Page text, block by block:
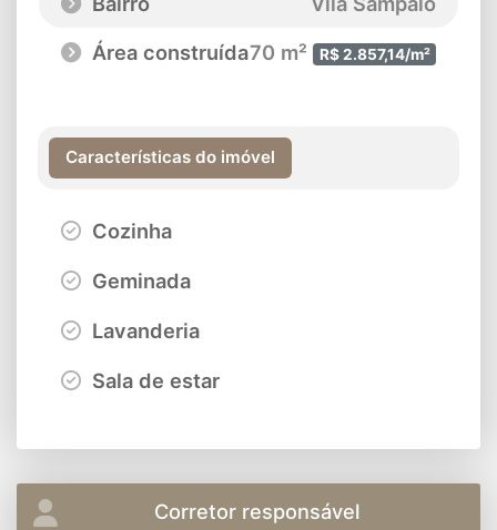
Área construída70 m² R$ 2.857,14/m²
Características do imóvel
Cozinha
Geminada
Lavanderia
Sala de estar
Corretor responsável